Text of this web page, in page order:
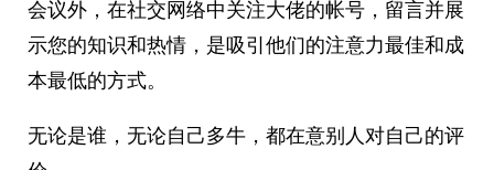
会议外，在社交网络中关注大佬的帐号，留言并展
示您的知识和热情，是吸引他们的注意力最佳和成
本最低的方式。 ​​​
无论是谁，无论自己多牛，都在意别人对自己的评